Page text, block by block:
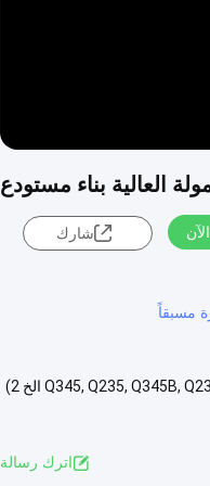
العالية بناء مستودع
شارك
OEM السعر الرخيص عالية الحمل مخزن هيكل الصلب المجهز حزمة H هيكل فولاذي المواصفات 1) الصلب الرئيسي Q345, Q235, Q345B, Q235B الخ 2)
اترك رسالة